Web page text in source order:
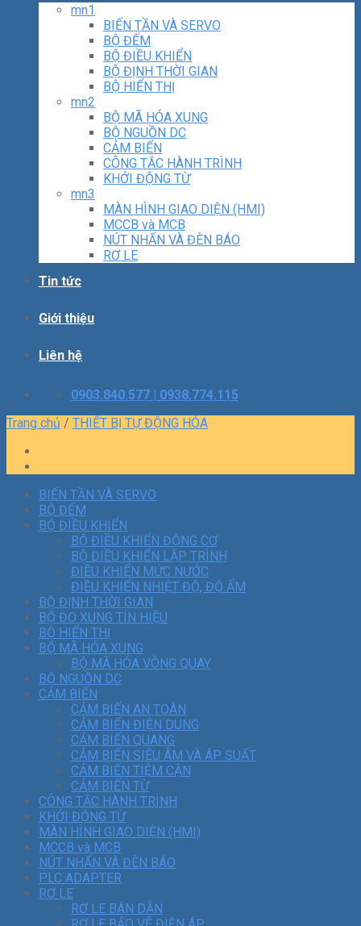
mn1
BIẾN TẦN VÀ SERVO
BỘ ĐẾM
BỘ ĐIỀU KHIỂN
BỘ ĐỊNH THỜI GIAN
BỘ HIỂN THỊ
mn2
BỘ MÃ HÓA XUNG
BỘ NGUỒN DC
CẢM BIẾN
CÔNG TẮC HÀNH TRÌNH
KHỞI ĐỘNG TỪ
mn3
MÀN HÌNH GIAO DIỆN (HMI)
MCCB và MCB
NÚT NHẤN VÀ ĐÈN BÁO
RƠ LE
Tin tức
Giới thiệu
Liên hệ
0903.840.577 | 0938.774.115
Trang chủ / THIẾT BỊ TỰ ĐỘNG HÓA
BIẾN TẦN VÀ SERVO
BỘ ĐẾM
BỘ ĐIỀU KHIỂN
BỘ ĐIỀU KHIỂN ĐỘNG CƠ
BỘ ĐIỀU KHIỂN LẬP TRÌNH
ĐIỀU KHIỂN MỨC NƯỚC
ĐIỀU KHIỂN NHIỆT ĐỘ, ĐỘ ẨM
BỘ ĐỊNH THỜI GIAN
BỘ ĐO XUNG TÍN HIỆU
BỘ HIỂN THỊ
BỘ MÃ HÓA XUNG
BỘ MÃ HÓA VÒNG QUAY
BỘ NGUỒN DC
CẢM BIẾN
CẢM BIẾN AN TOÀN
CẢM BIẾN ĐIỆN DUNG
CẢM BIẾN QUANG
CẢM BIẾN SIÊU ÂM VÀ ÁP SUẤT
CẢM BIẾN TIỆM CẬN
CẢM BIẾN TỪ
CÔNG TẮC HÀNH TRÌNH
KHỞI ĐỘNG TỪ
MÀN HÌNH GIAO DIỆN (HMI)
MCCB và MCB
NÚT NHẤN VÀ ĐÈN BÁO
PLC ADAPTER
RƠ LE
RƠ LE BÁN DẪN